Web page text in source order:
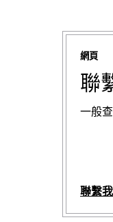
網頁
聯
一般
聯繫